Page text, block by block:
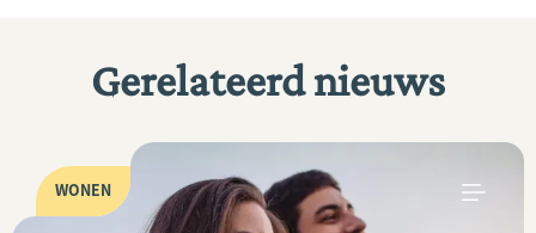
Gerelateerd nieuws
WONEN